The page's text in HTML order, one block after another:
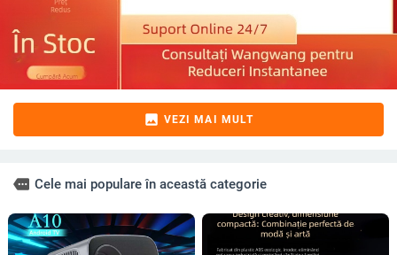
image VEZI MAI MULT
more Cele mai populare în această categorie